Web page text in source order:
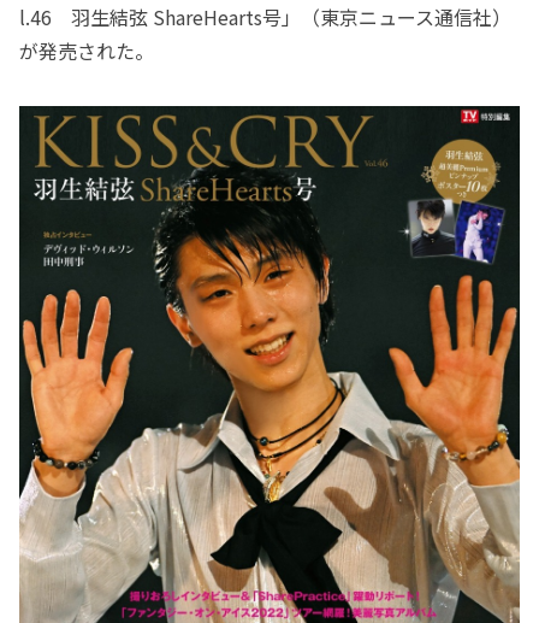
l.46 羽生結弦 ShareHearts号」（東京ニュース通信社）
が発売された。